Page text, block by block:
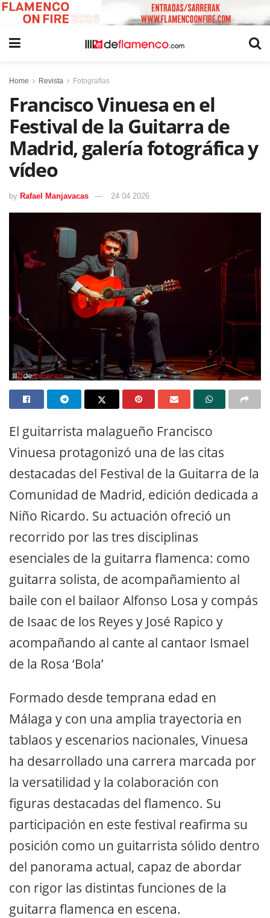
Home Revista Fotografías
Francisco Vinuesa en el
Festival de la Guitarra de
Madrid, galería fotográfica y
vídeo
by Rafael Manjavacas 24 04 2026
El guitarrista malagueño Francisco
Vinuesa protagonizó una de las citas
destacadas del Festival de la Guitarra de la
Comunidad de Madrid, edición dedicada a
Niño Ricardo. Su actuación ofreció un
recorrido por las tres disciplinas
esenciales de la guitarra flamenca: como
guitarra solista, de acompañamiento al
baile con el bailaor Alfonso Losa y compás
de Isaac de los Reyes y José Rapico y
acompañando al cante al cantaor Ismael
de la Rosa ‘Bola’
Formado desde temprana edad en
Málaga y con una amplia trayectoria en
tablaos y escenarios nacionales, Vinuesa
ha desarrollado una carrera marcada por
la versatilidad y la colaboración con
figuras destacadas del flamenco. Su
participación en este festival reafirma su
posición como un guitarrista sólido dentro
del panorama actual, capaz de abordar
con rigor las distintas funciones de la
guitarra flamenca en escena.